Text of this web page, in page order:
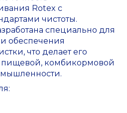
Rotex с
чистоты.
специально для
обеспечения
что делает его
комбикормовой